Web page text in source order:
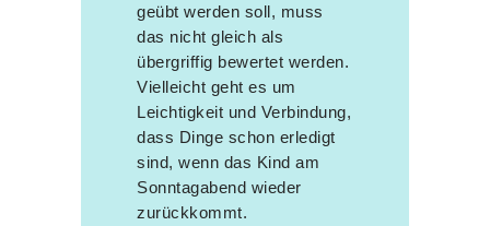
geübt werden soll, muss
das nicht gleich als
übergriffig bewertet werden.
Vielleicht geht es um
Leichtigkeit und Verbindung,
dass Dinge schon erledigt
sind, wenn das Kind am
Sonntagabend wieder
zurückkommt.